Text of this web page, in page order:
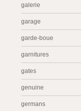
galerie
garage
garde-boue
garnitures
gates
genuine
germans